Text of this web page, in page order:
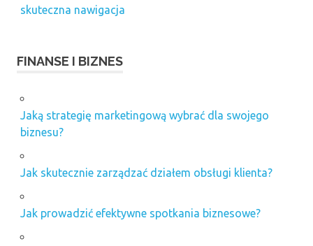
skuteczna nawigacja
FINANSE I BIZNES
Jaką strategię marketingową wybrać dla swojego
biznesu?
Jak skutecznie zarządzać działem obsługi klienta?
Jak prowadzić efektywne spotkania biznesowe?